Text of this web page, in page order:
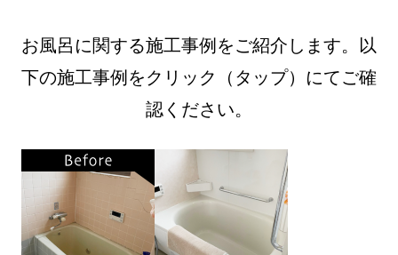
お
風
施
工
事
お風呂に関する施工事例をご紹介します。以
下の施工事例をクリック（タップ）にてご確
認ください。